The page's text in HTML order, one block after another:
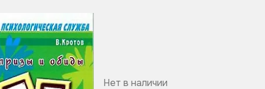
Нет в наличии